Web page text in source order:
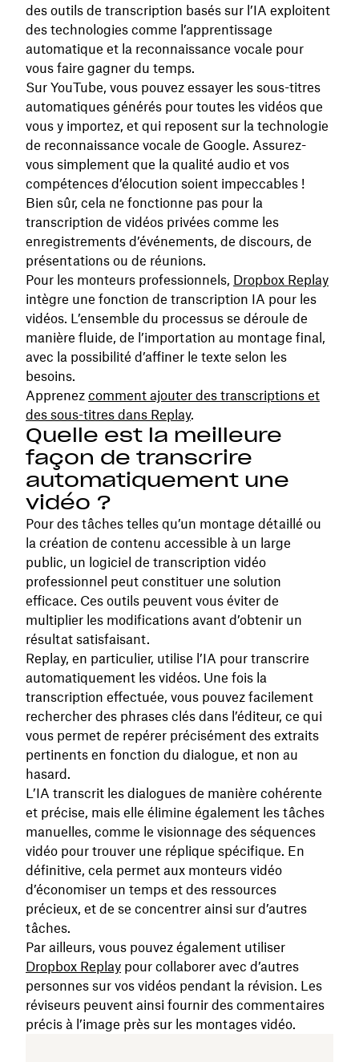
des outils de transcription basés sur l’IA exploitent
des technologies comme l’apprentissage
automatique et la reconnaissance vocale pour
vous faire gagner du temps.
Sur YouTube, vous pouvez essayer les sous-titres
automatiques générés pour toutes les vidéos que
vous y importez, et qui reposent sur la technologie
de reconnaissance vocale de Google. Assurez-
vous simplement que la qualité audio et vos
compétences d’élocution soient impeccables !
Bien sûr, cela ne fonctionne pas pour la
transcription de vidéos privées comme les
enregistrements d’événements, de discours, de
présentations ou de réunions.
Pour les monteurs professionnels, Dropbox Replay
intègre une fonction de transcription IA pour les
vidéos. L’ensemble du processus se déroule de
manière fluide, de l’importation au montage final,
avec la possibilité d’affiner le texte selon les
besoins.
Apprenez comment ajouter des transcriptions et
des sous-titres dans Replay.
Quelle est la meilleure
façon de transcrire
automatiquement une
vidéo ?
Pour des tâches telles qu’un montage détaillé ou
la création de contenu accessible à un large
public, un logiciel de transcription vidéo
professionnel peut constituer une solution
efficace. Ces outils peuvent vous éviter de
multiplier les modifications avant d’obtenir un
résultat satisfaisant.
Replay, en particulier, utilise l’IA pour transcrire
automatiquement les vidéos. Une fois la
transcription effectuée, vous pouvez facilement
rechercher des phrases clés dans l’éditeur, ce qui
vous permet de repérer précisément des extraits
pertinents en fonction du dialogue, et non au
hasard.
L’IA transcrit les dialogues de manière cohérente
et précise, mais elle élimine également les tâches
manuelles, comme le visionnage des séquences
vidéo pour trouver une réplique spécifique. En
définitive, cela permet aux monteurs vidéo
d’économiser un temps et des ressources
précieux, et de se concentrer ainsi sur d’autres
tâches.
Par ailleurs, vous pouvez également utiliser
Dropbox Replay pour collaborer avec d’autres
personnes sur vos vidéos pendant la révision. Les
réviseurs peuvent ainsi fournir des commentaires
précis à l’image près sur les montages vidéo.